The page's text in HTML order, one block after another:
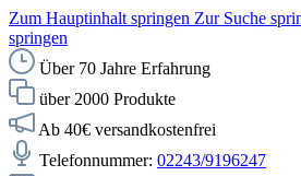
Zum Hauptinhalt springen Zur Suche
springen
Über 70 Jahre Erfahrung
über 2000 Produkte
Ab 40€ versandkostenfrei
Telefonnummer: 02243/9196247